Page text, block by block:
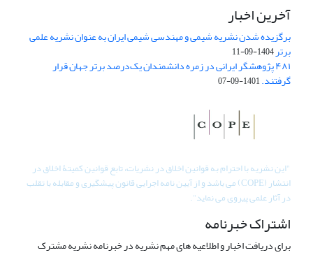
آخرین اخبار
برگزیده شدن نشریه شیمی و مهندسی شیمی ایران به عنوان نشریه علمی
برتر1404-09-11
۴۸۱ پژوهشگر ایرانی در زمره دانشمندان یک‌درصد برتر جهان قرار
گرفتند.1401-09-07
"این نشریه با احترام به قوانین اخلاق در نشریات، تابع قوانین کمیتۀ اخلاق در
انتشار (COPE) می باشد و از آیین نامه اجرایی قانون پیشگیری و مقابله با تقلب
در آثار علمی پیروی می نماید".
اشتراک خبرنامه
برای دریافت اخبار و اطلاعیه های مهم نشریه در خبرنامه نشریه مشترک